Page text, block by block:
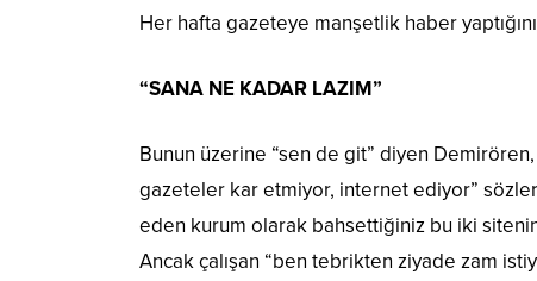
Her hafta gazeteye manşetlik haber
“SANA NE KADAR LAZIM”
Bunun üzerine “sen de git” diyen Demirören,
gazeteler kar etmiyor, internet ediyor”
eden kurum olarak bahsettiğiniz bu iki
Ancak çalışan “ben tebrikten ziyade zam